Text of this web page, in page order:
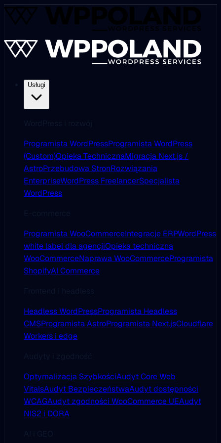
Usługi
Programista WordPressProgramista WordPress
(Custom)Opieka TechnicznaMigracja Next.js /
AstroPrzebudowa StronRozwiązania
EnterpriseWordPress FreelancerSpecjalista
WordPress
Programista WooCommerceIntegracje ERPWordPress
white label dla agencjiOpieka techniczna
WooCommerceNaprawa WooCommerceProgramista
ShopifyAI Commerce
Headless WordPressProgramista Headless
CMSProgramista AstroProgramista Next.jsCloudflare
Workers i edge
Optymalizacja SzybkościAudyt Core Web
VitalsAudyt BezpieczeństwaAudyt dostępności
WCAGAudyt zgodności WooCommerce UEAudyt
NIS2 i DORA